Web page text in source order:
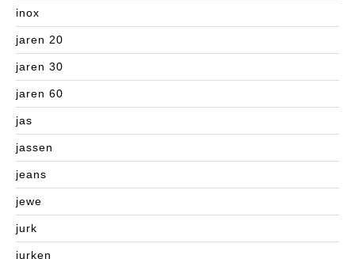
inox
jaren 20
jaren 30
jaren 60
jas
jassen
jeans
jewe
jurk
jurken